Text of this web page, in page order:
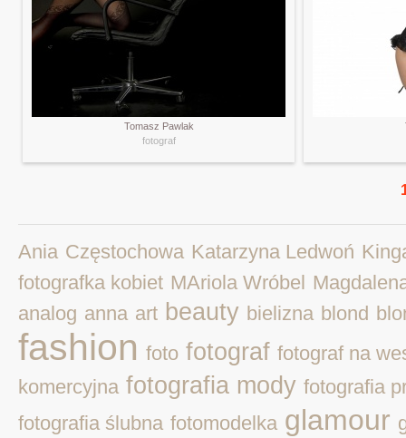
Tomasz Pawlak
fotograf
Ania Częstochowa Katarzyna Ledwoń
fotografka kobiet MAriola Wróbel
analog anna art beauty bielizna blond
fashion foto fotograf fotograf na
komercyjna fotografia mody fotografia
fotografia ślubna fotomodelka glamour